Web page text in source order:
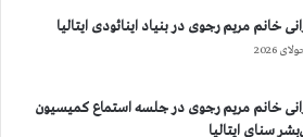
خانم مریم رجوی در بنیاد اینائودی ایتالیا
خانم مریم رجوی در جلسه استماع کمیسیون
سنای ایتالیا